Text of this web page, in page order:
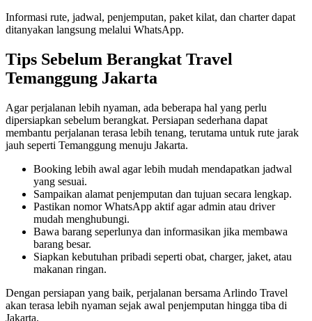
Informasi rute, jadwal, penjemputan, paket kilat, dan charter dapat
ditanyakan langsung melalui WhatsApp.
Tips Sebelum Berangkat Travel
Temanggung Jakarta
Agar perjalanan lebih nyaman, ada beberapa hal yang perlu
dipersiapkan sebelum berangkat. Persiapan sederhana dapat
membantu perjalanan terasa lebih tenang, terutama untuk rute jarak
jauh seperti Temanggung menuju Jakarta.
Booking lebih awal agar lebih mudah mendapatkan jadwal
yang sesuai.
Sampaikan alamat penjemputan dan tujuan secara lengkap.
Pastikan nomor WhatsApp aktif agar admin atau driver
mudah menghubungi.
Bawa barang seperlunya dan informasikan jika membawa
barang besar.
Siapkan kebutuhan pribadi seperti obat, charger, jaket, atau
makanan ringan.
Dengan persiapan yang baik, perjalanan bersama Arlindo Travel
akan terasa lebih nyaman sejak awal penjemputan hingga tiba di
Jakarta.